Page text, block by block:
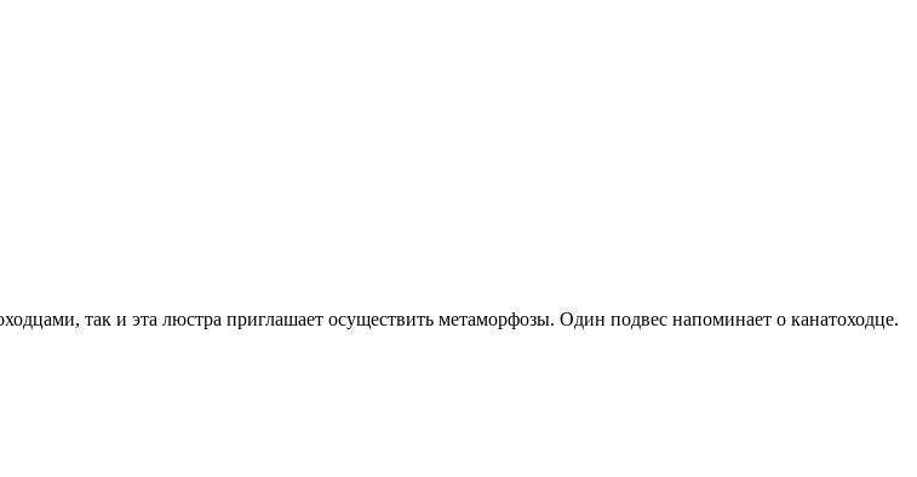
так и эта люстра приглашает осуществить метаморфозы. Один подвес напоминает о канатоходце.